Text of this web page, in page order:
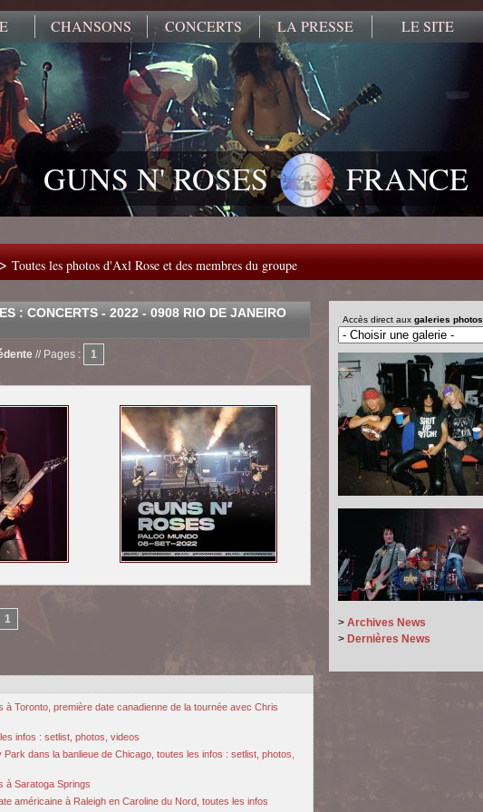
CHANSONS CONCERTS LA PRESSE LE SITE
GUNS N' ROSES FRANCE
Toutes les photos d'Axl Rose et des membres du groupe
: CONCERTS - 2022 - 0908 RIO DE JANEIRO
// Pages : 1
1
Toronto, première date canadienne de la tournée avec Chris
infos : setlist, photos, videos
dans la banlieue de Chicago, toutes les infos : setlist, photos,
à Saratoga Springs
américaine à Raleigh en Caroline du Nord, toutes les infos
Accès direct aux galeries photos
> Archives News
> Dernières News